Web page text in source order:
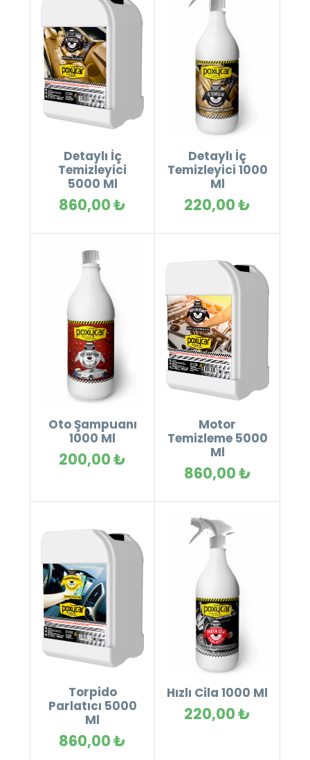
Detaylı İç
Temizleyici
5000 Ml
860,00 ₺
Detaylı İç
Temizleyici 1000
Ml
220,00 ₺
Oto Şampuanı
1000 Ml
200,00 ₺
Motor
Temizleme 5000
Ml
860,00 ₺
Torpido
Parlatıcı 5000
Ml
860,00 ₺
Hızlı Cila 1000 Ml
220,00 ₺